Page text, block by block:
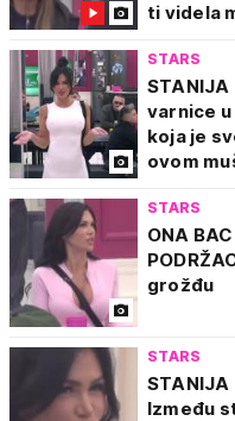
ti videla
STARS
STANIJA
varnice
koja je
ovom
STARS
ONA
grožđu
STARS
STANIJA
Između